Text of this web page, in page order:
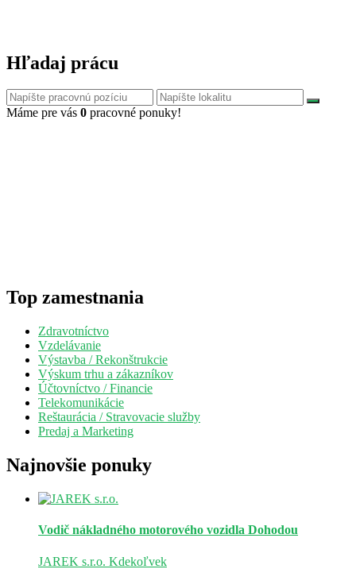
Hľadaj prácu
Máme pre vás 0 pracovné ponuky!
Top zamestnania
Zdravotníctvo
Vzdelávanie
Výstavba / Rekonštrukcie
Výskum trhu a zákazníkov
Účtovníctvo / Financie
Telekomunikácie
Reštaurácia / Stravovacie služby
Predaj a Marketing
Najnovšie ponuky
Vodič nákladného motorového vozidla Dohodou
JAREK s.r.o. Kdekoľvek